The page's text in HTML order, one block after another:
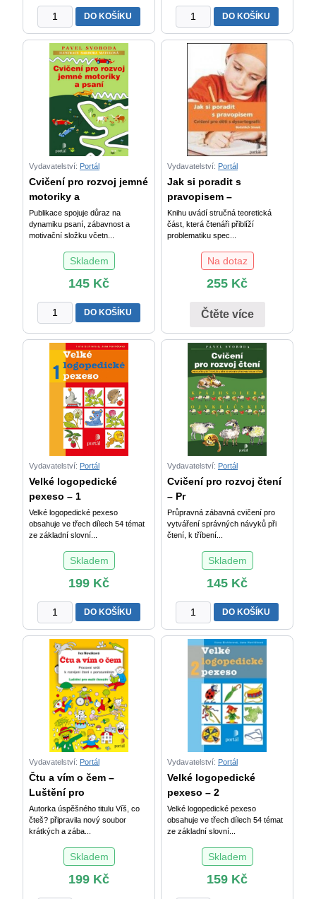
Když
dětem
nejde
čtení
slov
uzavřenou
slabikou
množství
DO KOŠÍKU
Zábavná
cvičení
pro
Oční
rozlišování
znaků
a
písmen
množství
DO KOŠÍKU
Vydavatelství: Portál
Cvičení pro rozvoj jemné
motoriky a
Publikace spojuje důraz na
dynamiku psaní, zábavnost a
motivační složku včetn...
Skladem
145 Kč
Cvičení
pro
rozvoj
jemné
motoriky
množství
DO KOŠÍKU
Vydavatelství: Portál
Jak si poradit s
pravopisem –
Knihu uvádí stručná teoretická
část, která čtenáři přiblíží
problematiku spec...
Na dotaz
255 Kč
Čtěte více
Vydavatelství: Portál
Velké logopedické
pexeso – 1
Velké logopedické pexeso
obsahuje ve třech dílech 54 témat
ze základní slovní...
Skladem
199 Kč
Velké
logopedické
pexeso
množství
DO KOŠÍKU
Vydavatelství: Portál
Cvičení pro rozvoj čtení
– Pr
Průpravná zábavná cvičení pro
vytváření správných návyků při
čtení, k tříbení...
Skladem
145 Kč
Cvičení
pro
rozvoj
Pro
začínající
čtenáře
se
specifickými
poruchami
množství
DO KOŠÍKU
Vydavatelství: Portál
Čtu a vím o čem –
Luštění pro
Autorka úspěšného titulu Víš, co
čteš? připravila nový soubor
krátkých a zába...
Skladem
199 Kč
Vydavatelství: Portál
Velké logopedické
pexeso – 2
Velké logopedické pexeso
obsahuje ve třech dílech 54 témat
ze základní slovní...
Skladem
159 Kč